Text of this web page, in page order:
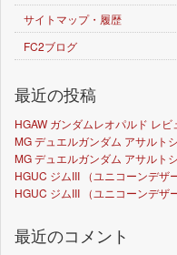
サイトマップ・履歴
FC2ブログ
最近の投稿
HGAW ガンダムレオパルド レビ
MG デュエルガンダム アサルト
MG デュエルガンダム アサルト
HGUC ジムIII （ユニコーンデザ
HGUC ジムIII （ユニコーンデザ
最近のコメント